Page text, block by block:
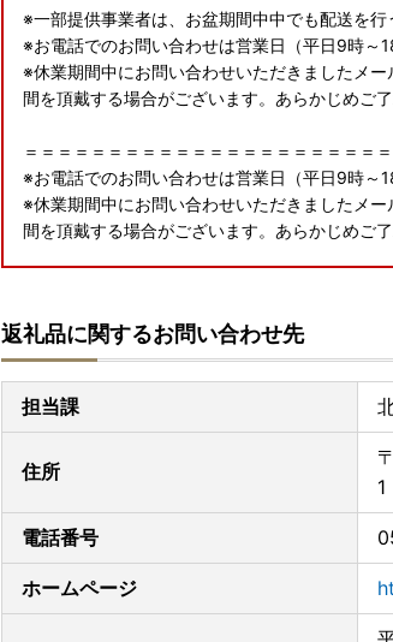
※一部提供事業者は、お盆期間中中でも配送を行
※お電話でのお問い合わせは営業日（平日9時～
※休業期間中にお問い合わせいただきましたメ
間を頂戴する場合がございます。あらかじめご了
＝＝＝＝＝＝＝＝＝＝＝＝＝＝＝＝＝＝＝＝＝
※お電話でのお問い合わせは営業日（平日9時～
※休業期間中にお問い合わせいただきましたメ
間を頂戴する場合がございます。あらかじめご了
●〇豊富町ふるさと納税のワンストップ申請は
＼マイナンバーカードをお持ちの方へ朗報／
スマホのみで申請を完結できるアプリ「IAM(ア
署名や書類添付、ポスト投函など手間のかかる
※従来通りの「オンライン申請」「書類郵送に
返礼品に関するお問い合わせ先
担当課
住所
1
電話番号
ホームページ